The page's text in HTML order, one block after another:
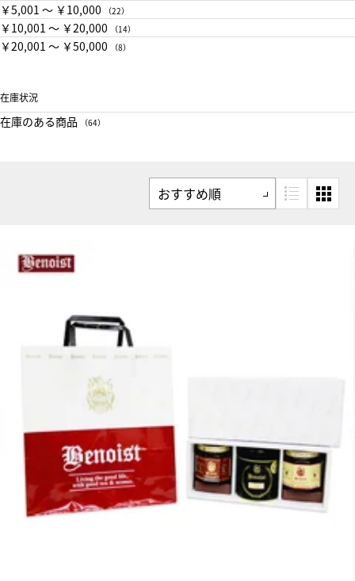
￥5,001 〜 ￥10,000 （22）
￥10,001 〜 ￥20,000 （14）
￥20,001 〜 ￥50,000 （8）
在庫状況
在庫のある商品 （64）